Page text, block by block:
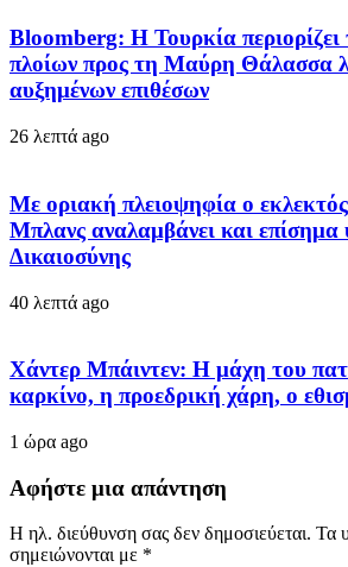
Bloomberg: Η Τουρκία περιορίζει
πλοίων προς τη Μαύρη Θάλασσα
αυξημένων επιθέσων
26 λεπτά ago
Με οριακή πλειοψηφία ο
Μπλανς αναλαμβάνει και επίσημα
Δικαιοσύνης
40 λεπτά ago
Χάντερ Μπάιντεν: Η μάχη του
καρκίνο, η προεδρική χάρη, ο
1 ώρα ago
Αφήστε μια απάντηση
Η ηλ. διεύθυνση σας δεν δημοσιεύεται. Τα
σημειώνονται με *